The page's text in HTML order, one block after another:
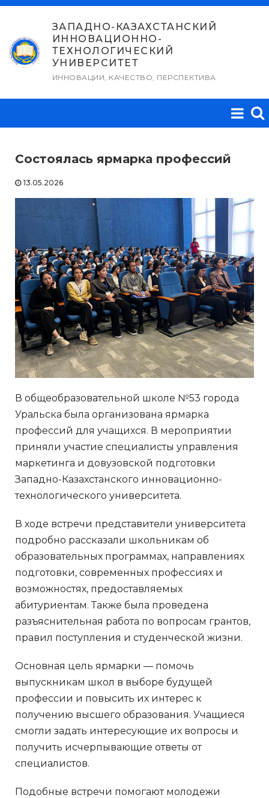
Перейти
содержимому
ЗАПАДНО-КАЗАХСТАНСКИЙ
ИННОВАЦИОННО-
ТЕХНОЛОГИЧЕСКИЙ
УНИВЕРСИТЕТ
ИННОВАЦИИ, КАЧЕСТВО, ПЕРСПЕКТИВА
Состоялась ярмарка профессий
13.05.2026
В общеобразовательной школе №53 города
Уральска была организована ярмарка
профессий для учащихся. В мероприятии
приняли участие специалисты управления
маркетинга и довузовской подготовки
Западно-Казахстанского инновационно-
технологического университета.
В ходе встречи представители университета
подробно рассказали школьникам об
образовательных программах, направлениях
подготовки, современных профессиях и
возможностях, предоставляемых
абитуриентам. Также была проведена
разъяснительная работа по вопросам грантов,
правил поступления и студенческой жизни.
Основная цель ярмарки — помочь
выпускникам школ в выборе будущей
профессии и повысить их интерес к
получению высшего образования. Учащиеся
смогли задать интересующие их вопросы и
получить исчерпывающие ответы от
специалистов.
Подобные встречи помогают молодежи